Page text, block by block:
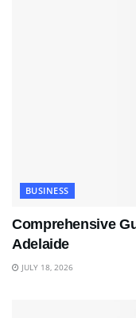
BUSINESS
Comprehensive
Adelaide
JULY 18, 2026